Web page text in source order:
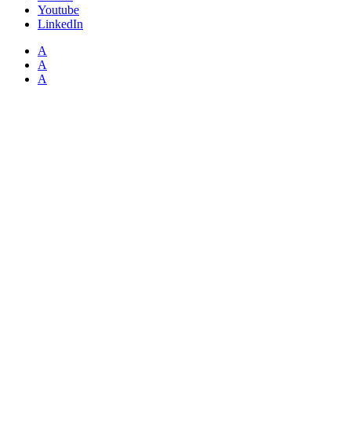
Youtube
LinkedIn
A
A
A